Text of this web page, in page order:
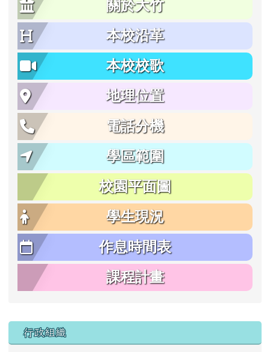
關於大竹
本校沿革
本校校歌
地理位置
電話分機
學區範圍
校園平面圖
學生現況
作息時間表
課程計畫
行政組織